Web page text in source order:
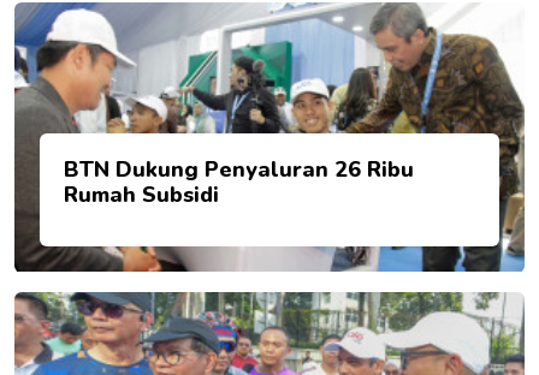
BTN Dukung Penyaluran 26 Ribu
Rumah Subsidi